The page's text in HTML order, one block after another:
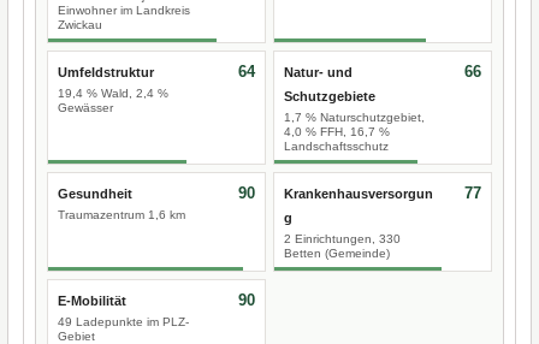
Einwohner im Landkreis
Zwickau
Umfeldstruktur
19,4 % Wald, 2,4 %
Gewässer
64
Natur- und
Schutzgebiete
1,7 % Naturschutzgebiet,
4,0 % FFH, 16,7 %
Landschaftsschutz
66
Gesundheit
Traumazentrum 1,6 km
90
Krankenhausversorgun
g
2 Einrichtungen, 330
Betten (Gemeinde)
77
E-Mobilität
49 Ladepunkte im PLZ-
Gebiet
90